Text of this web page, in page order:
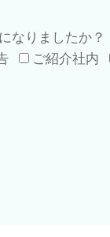
なりましたか？
ご紹介社内